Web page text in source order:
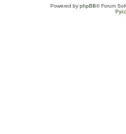
Powered by phpBB® Forum